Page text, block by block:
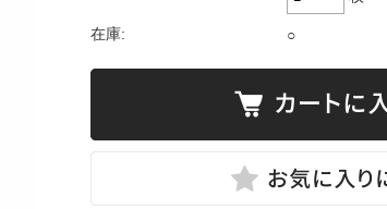
その他小物
照明
在庫: ○